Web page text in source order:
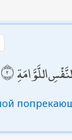
اللَّوَّامَةِ